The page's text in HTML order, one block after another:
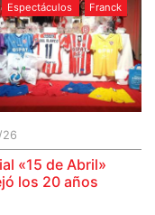
Espectáculos Franck
26
«15 de Abril»
los 20 años